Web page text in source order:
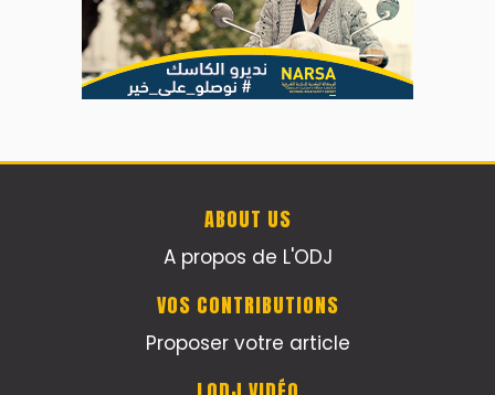
ABOUT US
A propos de L'ODJ
VOS CONTRIBUTIONS
Proposer votre article